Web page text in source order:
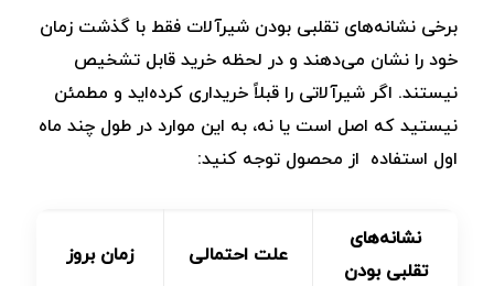
برخی نشانه‌های تقلبی بودن شیرآلات فقط با گذشت زمان
خود را نشان می‌دهند و در لحظه خرید قابل تشخیص
نیستند. اگر شیرآلاتی را قبلاً خریداری کرده‌اید و مطمئن
نیستید که اصل است یا نه، به این موارد در طول چند ماه
اول استفاده از محصول توجه کنید:
نشانه‌های
تقلبی بودن
علت احتمالی زمان بروز